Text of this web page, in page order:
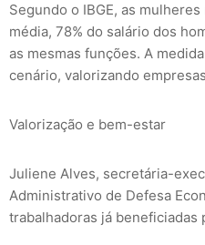
Segundo o IBGE, as
média, 78% do salário dos
as mesmas funções. A
cenário, valorizando
Valorização e bem-estar
Juliene Alves, secretária-
Administrativo de Defesa
trabalhadoras já beneficiadas